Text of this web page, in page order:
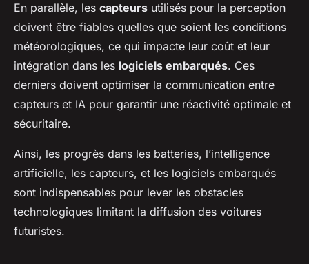
En parallèle, les capteurs utilisés pour la perception
doivent être fiables quelles que soient les conditions
météorologiques, ce qui impacte leur coût et leur
intégration dans les logiciels embarqués. Ces
derniers doivent optimiser la communication entre
capteurs et IA pour garantir une réactivité optimale et
sécuritaire.
Ainsi, les progrès dans les batteries, l’intelligence
artificielle, les capteurs, et les logiciels embarqués
sont indispensables pour lever les obstacles
technologiques limitant la diffusion des voitures
futuristes.